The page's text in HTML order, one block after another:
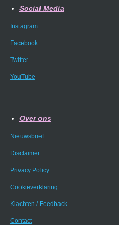
Social Media
Instagram
Facebook
Twitter
YouTube
Over ons
Nieuwsbrief
Disclaimer
Privacy Policy
Cookieverklaring
Klachten / Feedback
Contact